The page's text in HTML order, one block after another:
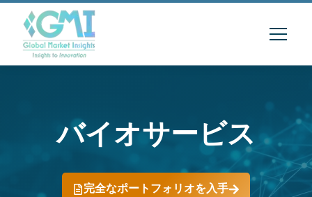
バイオサービス
完全なポートフォリオを入手